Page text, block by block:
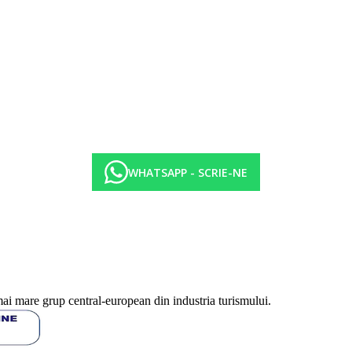
sunt pe camera/noapte.
WHATSAPP - SCRIE-NE
mare grup central-european din industria turismului.